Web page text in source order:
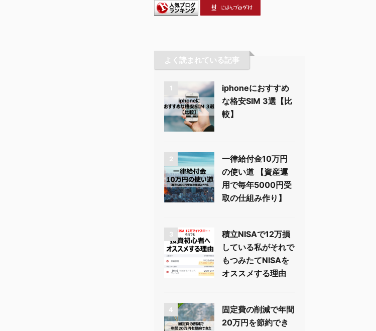
よく読まれている記事
1
iphoneにおすすめ
な格安SIM 3選【比
較】
2
一律給付金10万円
の使い道 【資産運
用で毎年5000円受
取の仕組み作り】
3
積立NISAで12万損
している私がそれで
もつみたてNISAを
オススメする理由
4
固定費の削減で年間
20万円を節約でき